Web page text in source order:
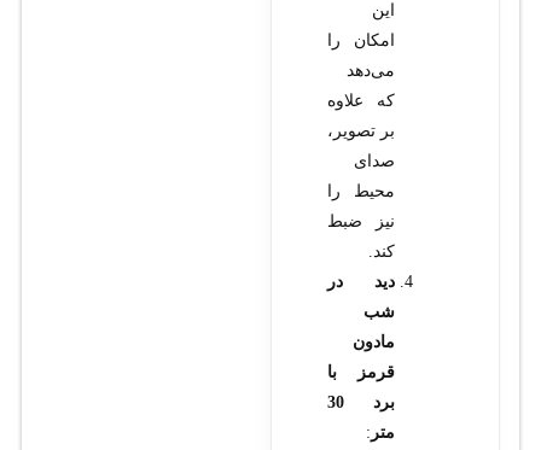
این
امکان را
می‌دهد
که علاوه
بر تصویر،
صدای
محیط را
نیز ضبط
کند.
دید در
شب
مادون
قرمز با
برد 30
متر :